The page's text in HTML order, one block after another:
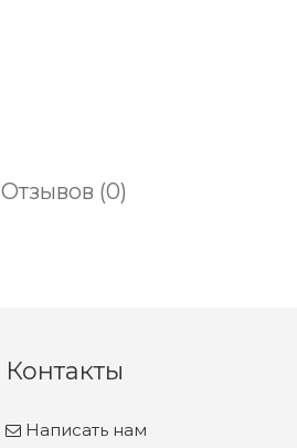
Отзывов (0)
Контакты
Написать нам